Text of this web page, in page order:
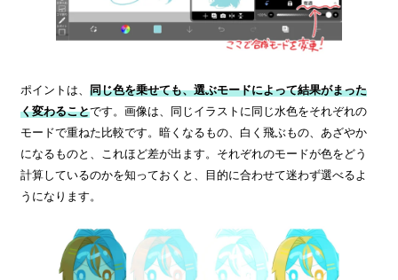
ポイントは、 同じ色を乗せても、選ぶモードによって結果がまった
く変わることです。画像は、同じイラストに同じ水色をそれぞれの
モードで重ねた比較です。暗くなるもの、白く飛ぶもの、あざやか
になるものと、これほど差が出ます。それぞれのモードが色をどう
計算しているのかを知っておくと、目的に合わせて迷わず選べるよ
うになります。